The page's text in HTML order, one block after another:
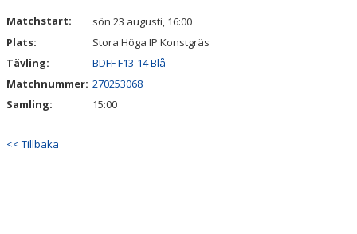
TRUPPEN
BILDGALLERI
Matchstart:
sön 23 augusti, 16:00
Plats:
Stora Höga IP Konstgräs
Tävling:
BDFF F13-14 Blå
Matchnummer: 270253068
Samling:
15:00
<< Tillbaka